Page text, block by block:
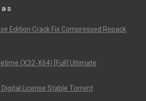
Edition Crack Fix Compressed Repack
(x32-X64) [Full] Ultimate
License Stable Tоrrеnt